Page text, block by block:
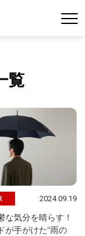
覧
2024.09.19
な気分を晴らす！
が手がけた“雨の